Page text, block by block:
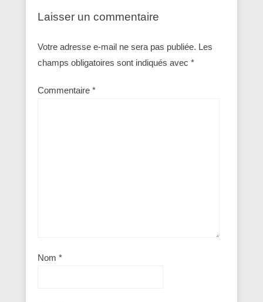
Laisser un commentaire
Votre adresse e-mail ne sera pas publiée. Les
champs obligatoires sont indiqués avec *
Commentaire *
Nom *